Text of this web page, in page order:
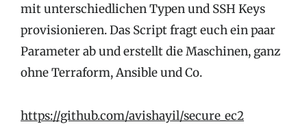
mit unterschiedlichen Typen und SSH Keys
provisionieren. Das Script fragt euch ein paar
Parameter ab und erstellt die Maschinen, ganz
ohne Terraform, Ansible und Co.
https://github.com/avishayil/secure_ec2